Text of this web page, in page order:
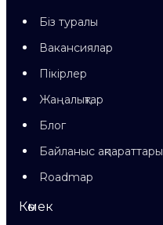
Біз туралы
Вакансиялар
Пікірлер
Жаңалықтар
Блог
Байланыс ақпараттары
Roadmap
Көмек